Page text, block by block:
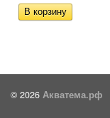
© 2026 Акватема.рф